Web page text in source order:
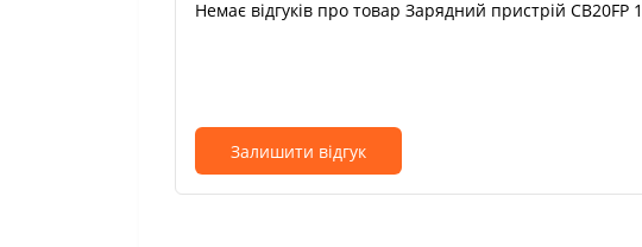
Немає відгуків про товар Зарядний пристрій CB20FP
Залишити відгук